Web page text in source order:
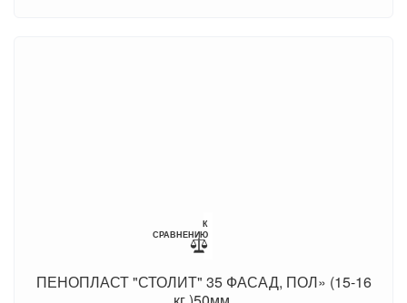
К
СРАВНЕНИЮ
ПЕНОПЛАСТ "СТОЛИТ" 35 ФАСАД, ПОЛ» (15-16